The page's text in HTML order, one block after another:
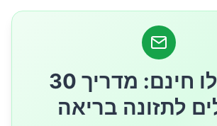
במוצרים אנטיבקטריאליים
ידיים נכונה
בחומרי חיטוי?
🎁 קבלו חינם: מדריך 30
לתזונה בריאה